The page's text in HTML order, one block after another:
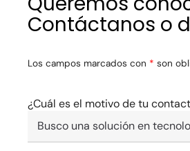
Hit enter to search or ESC to
Contáctanos o
Los campos marcados con * son
¿Cuál es el motivo de tu